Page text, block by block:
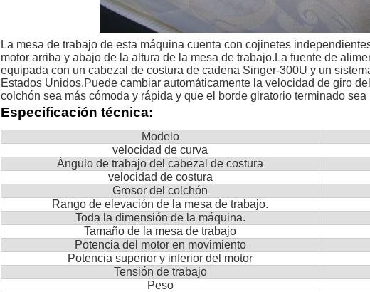
La mesa de trabajo de esta máquina cuenta con cojinetes
motor arriba y abajo de la altura de la mesa de trabajo.La fuente de
equipada con un cabezal de costura de cadena Singer-300U y un
Estados Unidos.Puede cambiar automáticamente la velocidad de giro
colchón sea más cómoda y rápida y que el borde giratorio terminado sea
Especificación técnica:
Modelo
velocidad de curva
Ángulo de trabajo del cabezal de costura
velocidad de costura
Grosor del colchón
Rango de elevación de la mesa de trabajo.
Toda la dimensión de la máquina.
Tamaño de la mesa de trabajo
Potencia del motor en movimiento
Potencia superior y inferior del motor
Tensión de trabajo
Peso